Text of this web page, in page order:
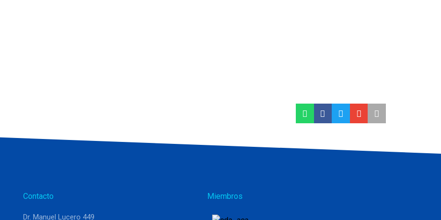
Contacto
Dr. Manuel Lucero 449
Miembros